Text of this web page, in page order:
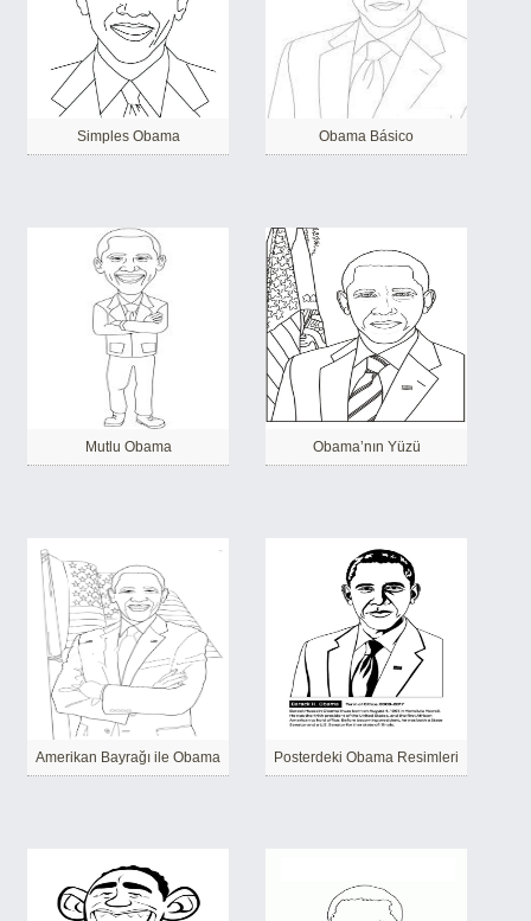
Simples Obama Obama Básico
Mutlu Obama Obama’nın Yüzü
Amerikan Bayrağı ile Obama Posterdeki Obama Resimleri